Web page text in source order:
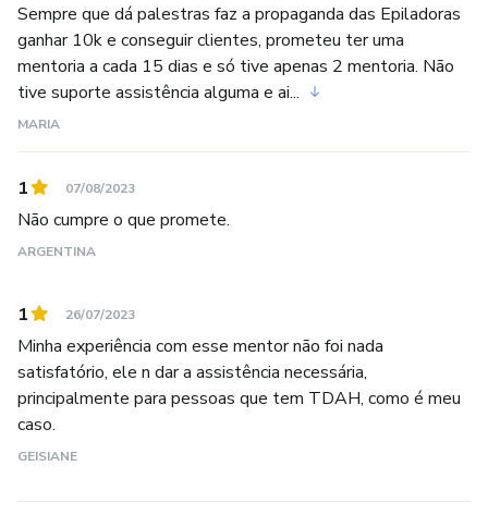
Sempre que dá palestras faz a propaganda das Epiladoras
ganhar 10k e conseguir clientes, prometeu ter uma
mentoria a cada 15 dias e só tive apenas 2 mentoria. Não
tive suporte assistência alguma e ai...
MARIA
1 07/08/2023
Não cumpre o que promete.
ARGENTINA
1 26/07/2023
Minha experiência com esse mentor não foi nada
satisfatório, ele n dar a assistência necessária,
principalmente para pessoas que tem TDAH, como é meu
caso.
GEISIANE